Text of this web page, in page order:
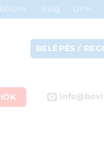
Rólunk Blog GYIK
BELÉPÉS /